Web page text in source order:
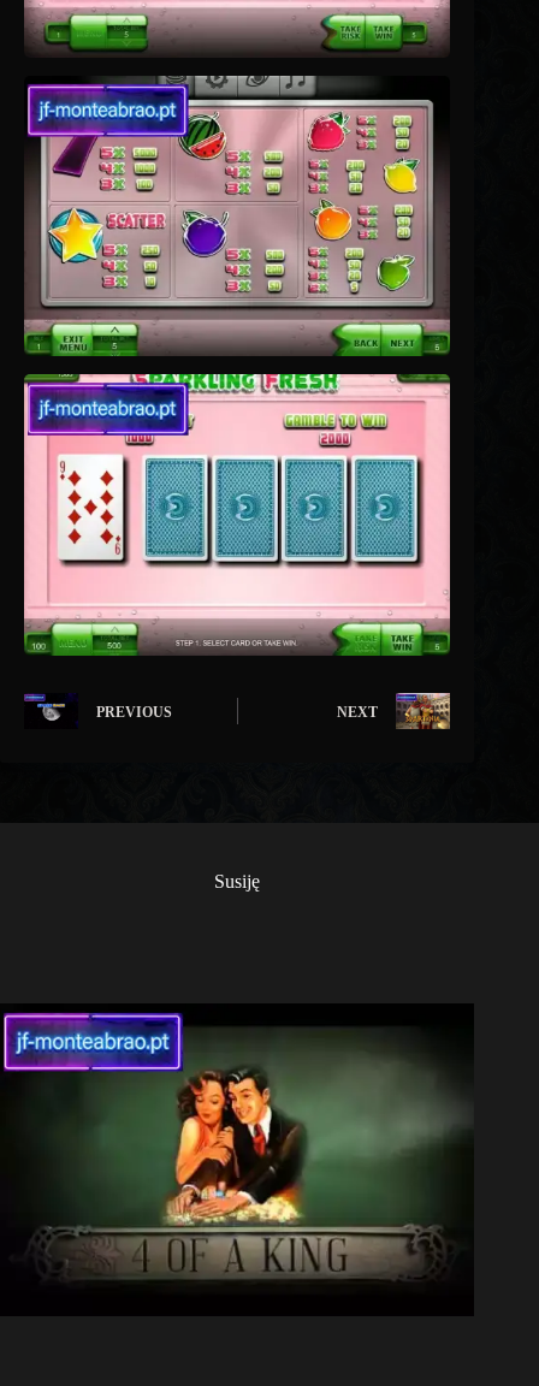
PREVIOUS NEXT
Susiję